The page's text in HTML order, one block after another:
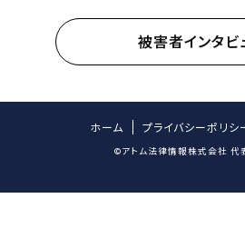
被害者インタビ
ホーム プライバシーポリシ
©アトム法律情報株式会社 代